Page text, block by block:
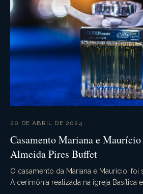
20 DE ABRIL DE 2024
Casamento Mariana e Maurício
Almeida Pires Buffet
O casamento da Mariana e Maurício,
A cerimônia realizada na igreja Basílica